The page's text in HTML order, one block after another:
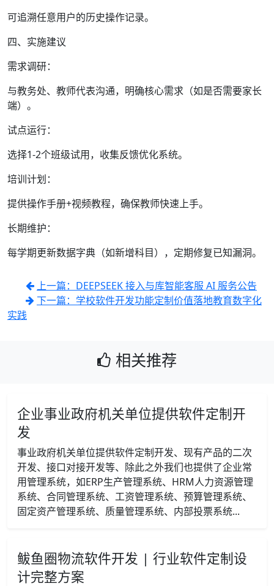
可追溯任意用户的历史操作记录。
四、实施建议
需求调研：
与教务处、教师代表沟通，明确核心需求（如是否需要家长
端）。
试点运行：
选择1-2个班级试用，收集反馈优化系统。
培训计划：
提供操作手册+视频教程，确保教师快速上手。
长期维护：
每学期更新数据字典（如新增科目），定期修复已知漏洞。
上一篇：DEEPSEEK 接入与库智能客服 AI 服务公告
下一篇：学校软件开发功能定制价值落地教育数字化
实践
相关推荐
企业事业政府机关单位提供软件定制开
发
事业政府机关单位提供软件定制开发、现有产品的二次
开发、接口对接开发等、除此之外我们也提供了企业常
用管理系统，如ERP生产管理系统、HRM人力资源管理
系统、合同管理系统、工资管理系统、预算管理系统、
固定资产管理系统、质量管理系统、内部投票系统...
鲅鱼圈物流软件开发 | 行业软件定制设
计完整方案